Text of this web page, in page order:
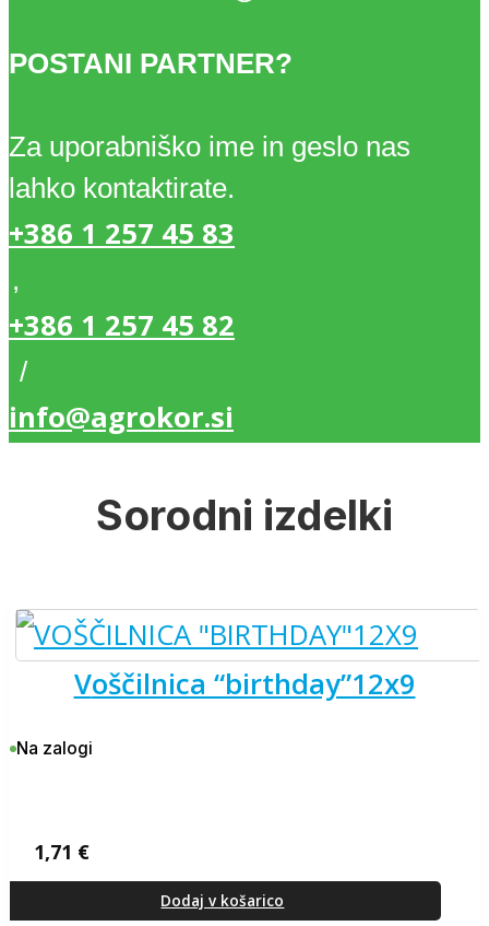
POSTANI PARTNER?
Za uporabniško ime in geslo nas
lahko kontaktirate.
+386 1 257 45 83
,
+386 1 257 45 82
/
info@agrokor.si
Sorodni izdelki
voščilnica “birthday”12x9
Na zalogi
1,71 €
Dodaj v košarico